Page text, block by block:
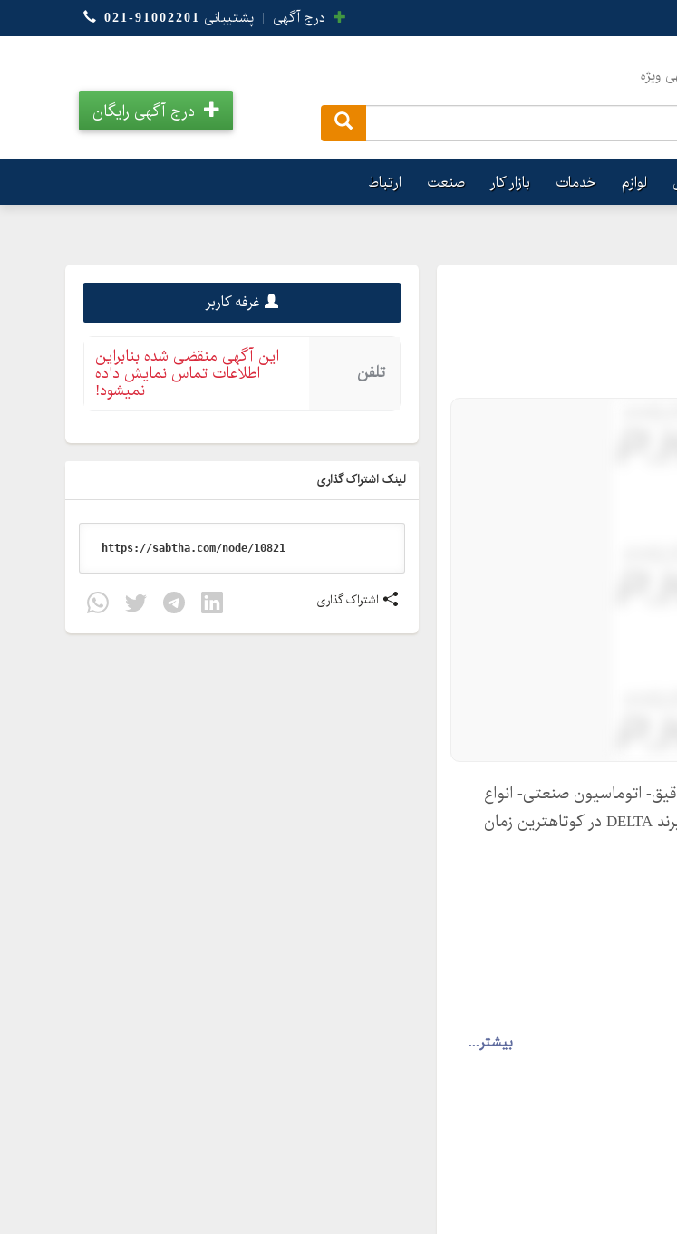
درج آگهی | پشتیبانی 021-91002201
ویژه
درج آگهی رایگان
لوازم خدمات بازار کار صنعت ارتباط
بیشتر...
اتوماسیون صنعتی- انواع
تجهیزات پنیوماتیکی و .... آمادگی خود را در زمینه ارائه تمامی محصولات برند DELTA در کوتاهترین زمان
غرفه کاربر
تلفن
این آگهی منقضی شده بنابراین
اطلاعات تماس نمایش داده
نمیشود!
لینک اشتراک گذاری
اشتراک گذاری